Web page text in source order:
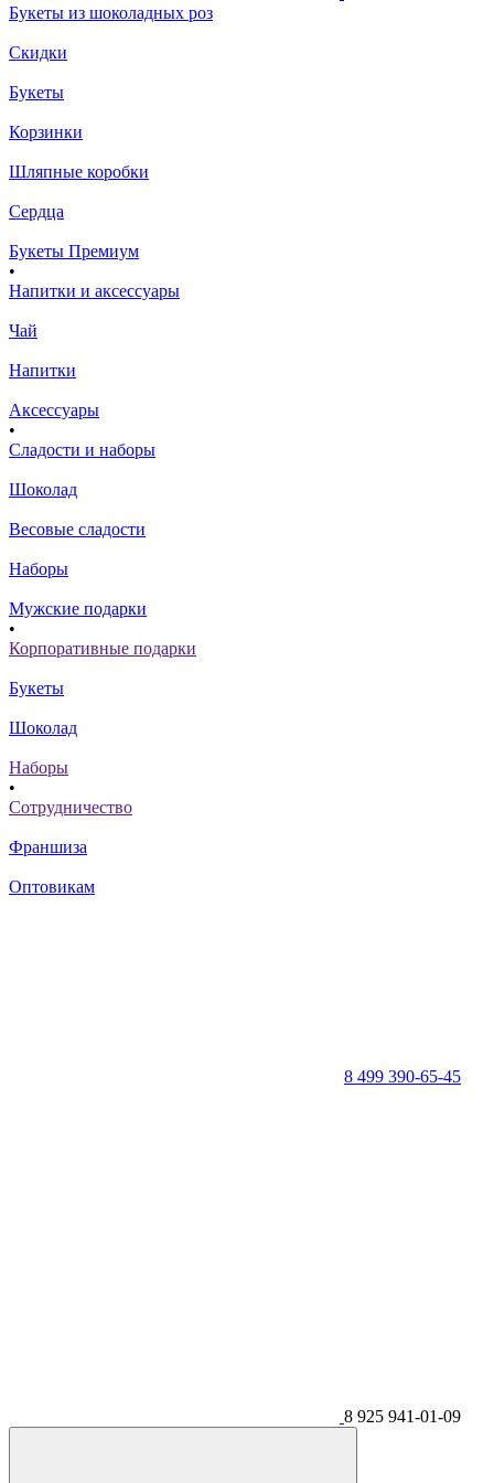
Букеты из шоколадных роз
Скидки
Букеты
Корзинки
Шляпные коробки
Сердца
Букеты Премиум
•
Напитки и аксессуары
Чай
Напитки
Аксессуары
•
Сладости и наборы
Шоколад
Весовые сладости
Наборы
Мужские подарки
•
Корпоративные подарки
Букеты
Шоколад
Наборы
•
Сотрудничество
Франшиза
Оптовикам
8 499 390-65-45
8 925 941-01-09